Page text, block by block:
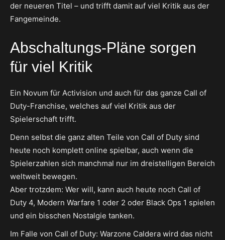
der neueren Titel – und trifft damit auf viel Kritik aus der
Fangemeinde.
Abschaltungs-Pläne sorgen
für viel Kritik
Ein Novum für Activision und auch für das ganze Call of
Duty-Franchise, welches auf viel Kritik aus der
Spielerschaft trifft.
Denn selbst die ganz alten Teile von Call of Duty sind
heute noch komplett online spielbar, auch wenn die
Spielerzahlen sich manchmal nur im dreistelligen Bereich
weltweit bewegen.
Aber trotzdem: Wer will, kann auch heute noch Call of
Duty 4, Modern Warfare 1 oder 2 oder Black Ops 1 spielen
und ein bisschen Nostalgie tanken.
Im Falle von Call of Duty: Warzone Caldera wird das nicht